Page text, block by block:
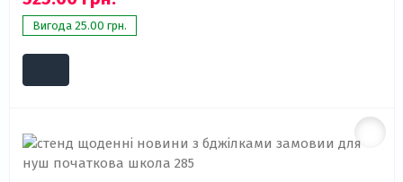
Вигода 25.00 грн.